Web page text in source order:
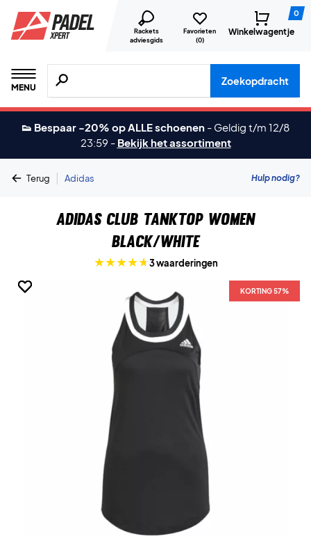
Rackets
adviesgids
Favorieten
(0)
0
Winkelwagentje
MENU
Zoeken naar producten, merken etc.
Zoekopdracht
👟 Bespaar -20% op ALLE schoenen - Geldig t/m 12/8
23:59 - Bekijk het assortiment
Terug | Adidas Hulp nodig?
Adidas Club Tanktop Women
Black/White
3 waarderingen
KORTING 57%
KORTING 57%
KORTING 57%
KORTING 57%